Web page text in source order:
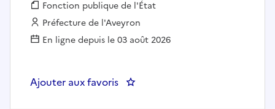
Fonction publique :
Fonction publique de l'État
Employeur :
Préfecture de l'Aveyron
En ligne depuis le 03 août 2026
Ajouter aux favoris : Secrétaire général(e)